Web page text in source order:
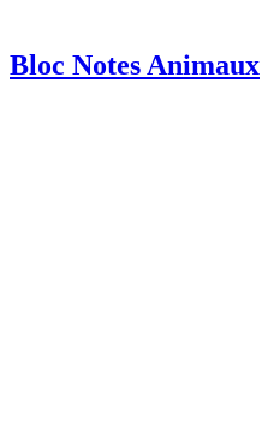
Bloc Notes Animaux